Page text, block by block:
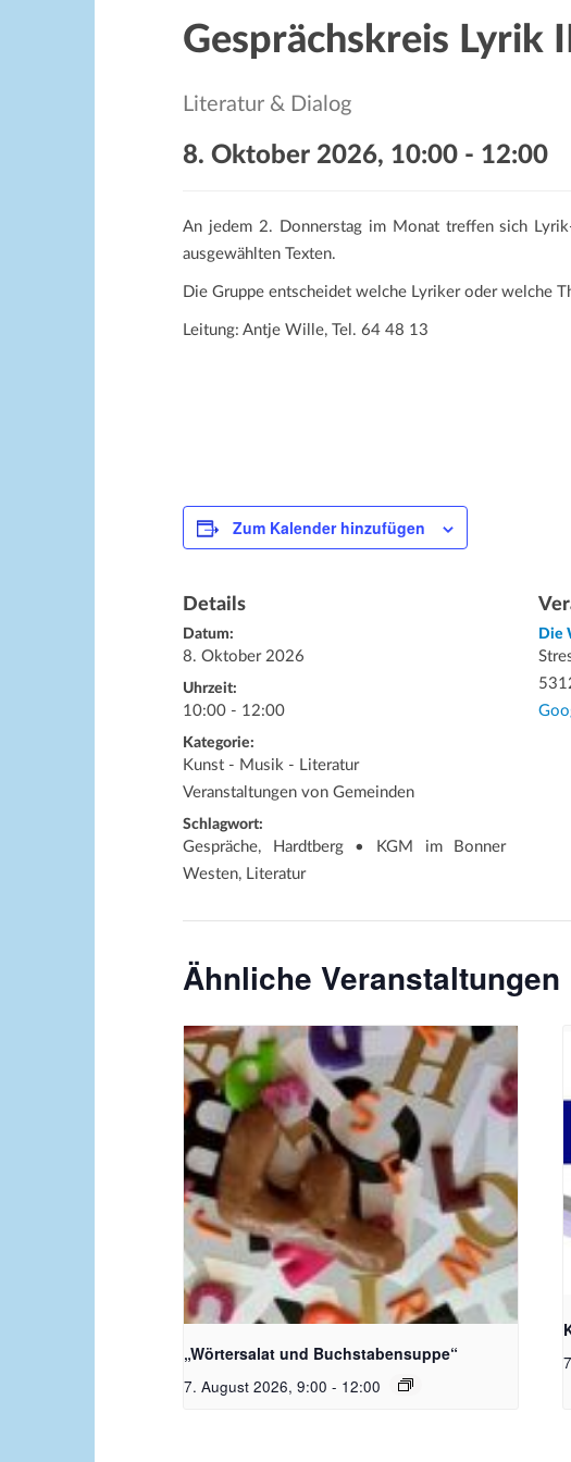
Gesprächskreis Lyrik
Literatur & Dialog
8. Oktober 2026, 10:00 - 12:00
An jedem 2. Donnerstag im Monat treffen sich
ausgewählten Texten.
Die Gruppe entscheidet welche Lyriker oder welche
Leitung: Antje Wille, Tel. 64 48 13
Zum Kalender hinzufügen
Details
Datum:
8. Oktober 2026
Uhrzeit:
10:00 - 12:00
Kategorie:
Kunst - Musik - Literatur
Veranstaltungen von Gemeinden
Schlagwort:
Gespräche, Hardtberg • KGM im Bonner
Westen, Literatur
Die
Ähnliche Veranstaltungen
Bildquelle_ Pixabay Free_Christoph
Meinersmann
„Wörtersalat und Buchstabensuppe“
7. August 2026, 9:00 - 12:00